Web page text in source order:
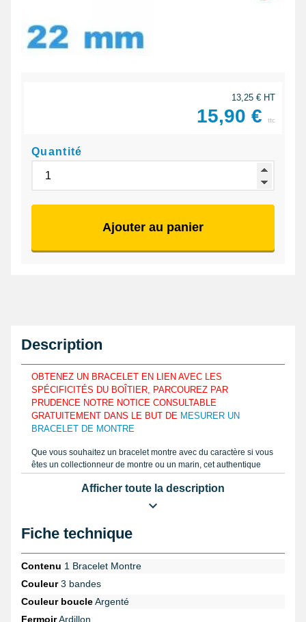
13,25 € HT
15,90 € ttc
Quantité
Ajouter au panier
Description
OBTENEZ UN BRACELET EN LIEN AVEC LES
SPÉCIFICITÉS DU BOÎTIER, PARCOUREZ PAR
PRUDENCE NOTRE NOTICE CONSULTABLE
GRATUITEMENT DANS LE BUT DE MESURER UN
BRACELET DE MONTRE
Que vous souhaitez un bracelet montre avec du caractère si vous
êtes un collectionneur de montre ou un marin, cet authentique
parfait pour vous. Le bracelet montre 22 mm se réuni uniquement
à hauteur d'un boîtier d'une montre dévoilant un entrecorne de 22
de votre poignet et de confortablement le maintenir. Évaluez la
proportion grâce à un pied à coulisse
notice écrite et examinez la bonne dimension de votre bracelet
de montre à disposer. Se positionnant à diverses tailles, le
possède un bout arrondis. Le bracelet 22 mm est fin avec une
épaisseur de 1,2mm. Fait pour un changement idéal pour un
Afficher toute la description
Fiche technique
Contenu 1 Bracelet Montre
Couleur3 bandes
Couleur boucleArgenté
FermoirArdillon